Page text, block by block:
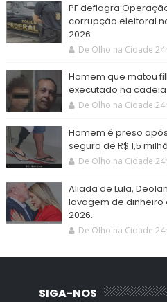
PF deflagra
corrupção eleitoral
2026
De Olho na Cidade
Homem que matou
executado na cadeia
De Olho na Cidade
Homem é preso
seguro de R$ 1,5
De Olho na Cidade
Aliada de Lula,
lavagem de dinheiro
2026.
De Olho na Cidade
SIGA-NOS